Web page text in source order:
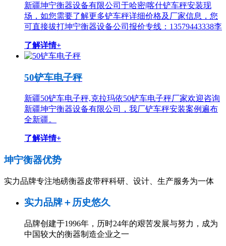
新疆坤宁衡器设备有限公司于哈密|喀什铲车秤安装现
场，如您需要了解更多铲车秤详细价格及厂家信息，您
可直接拔打坤宁衡器设备公司报价专线：13579443338李
了解详情+
50铲车电子秤
新疆50铲车电子秤,克拉玛依50铲车电子秤厂家欢迎咨询
新疆坤宁衡器设备有限公司，我厂铲车秤安装案例遍布
全新疆。
了解详情+
坤宁衡器优势
实力品牌专注地磅衡器皮带秤科研、设计、生产服务为一体
实力品牌＋历史悠久
品牌创建于1996年，历时24年的艰苦发展与努力，成为
中国较大的衡器制造企业之一